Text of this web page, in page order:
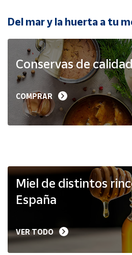
de Correos
Market
Productos
Solidarios
Ayuda
Vendedores
Mapa de
Hazte
vendedor
Del mar y la huerta a tu
Conservas de calidad
COMPRAR
Miel de distintos
España
VER TODO